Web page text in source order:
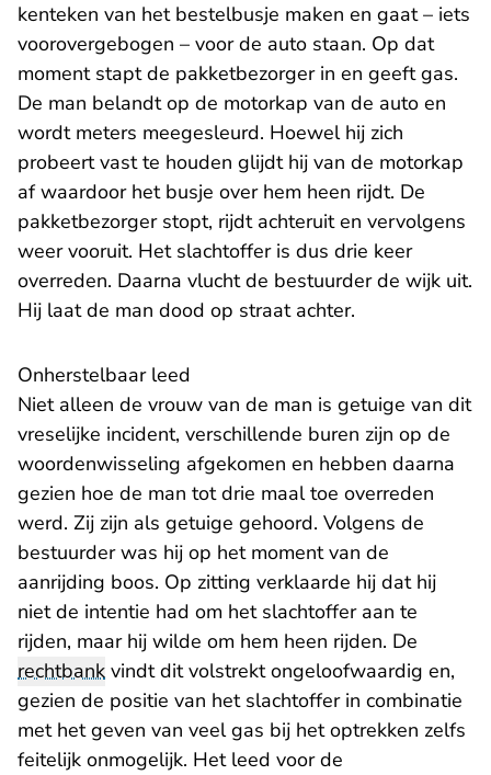
kenteken van het bestelbusje maken en gaat – iets
voorovergebogen – voor de auto staan. Op dat
moment stapt de pakketbezorger in en geeft gas.
De man belandt op de motorkap van de auto en
wordt meters meegesleurd. Hoewel hij zich
probeert vast te houden glijdt hij van de motorkap
af waardoor het busje over hem heen rijdt. De
pakketbezorger stopt, rijdt achteruit en vervolgens
weer vooruit. Het slachtoffer is dus drie keer
overreden. Daarna vlucht de bestuurder de wijk uit.
Hij laat de man dood op straat achter.
Onherstelbaar leed
Niet alleen de vrouw van de man is getuige van dit
vreselijke incident, verschillende buren zijn op de
woordenwisseling afgekomen en hebben daarna
gezien hoe de man tot drie maal toe overreden
werd. Zij zijn als getuige gehoord. Volgens de
bestuurder was hij op het moment van de
aanrijding boos. Op zitting verklaarde hij dat hij
niet de intentie had om het slachtoffer aan te
rijden, maar hij wilde om hem heen rijden. De
rechtbank vindt dit volstrekt ongeloofwaardig en,
gezien de positie van het slachtoffer in combinatie
met het geven van veel gas bij het optrekken zelfs
feitelijk onmogelijk. Het leed voor de